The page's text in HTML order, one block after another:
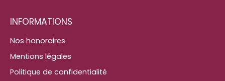
INFORMATIONS
Nos honoraires
Mentions légales
Politique de confidentialité